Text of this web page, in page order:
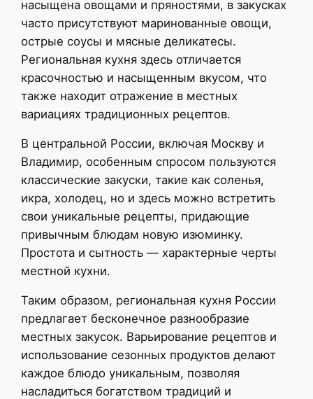
насыщена овощами и пряностями, в закусках
часто присутствуют маринованные овощи,
острые соусы и мясные деликатесы.
Региональная кухня здесь отличается
красочностью и насыщенным вкусом, что
также находит отражение в местных
вариациях традиционных рецептов.
В центральной России, включая Москву и
Владимир, особенным спросом пользуются
классические закуски, такие как соленья,
икра, холодец, но и здесь можно встретить
свои уникальные рецепты, придающие
привычным блюдам новую изюминку.
Простота и сытность — характерные черты
местной кухни.
Таким образом, региональная кухня России
предлагает бесконечное разнообразие
местных закусок. Варьирование рецептов и
использование сезонных продуктов делают
каждое блюдо уникальным, позволяя
насладиться богатством традиций и